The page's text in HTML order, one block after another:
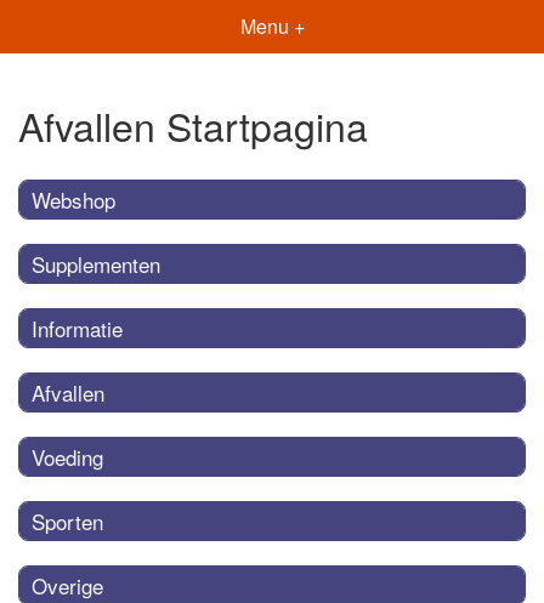
Menu +
Afvallen Startpagina
Webshop
Supplementen
Informatie
Afvallen
Voeding
Sporten
Overige